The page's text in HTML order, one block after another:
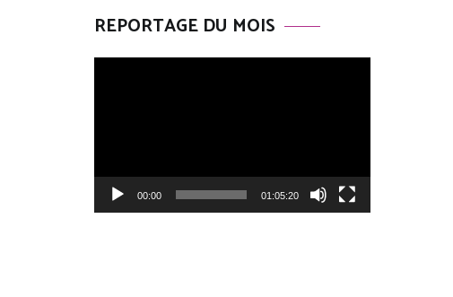
REPORTAGE DU MOIS
00:00 01:05:20